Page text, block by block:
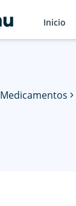
Inicio
Medicamentos